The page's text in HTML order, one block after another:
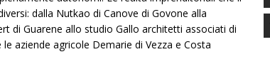
dalla Nutkao di Canove di Govone alla
di Guarene allo studio Gallo architetti associati di
aziende agricole Demarie di Vezza e Costa